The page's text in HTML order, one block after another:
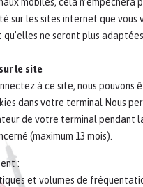
sur les sites internet que vous
qu’elles ne seront plus
le site
à ce site, nous pouvons
dans votre terminal Nous
de votre terminal pendant
(maximum 13 mois).
:
et volumes de